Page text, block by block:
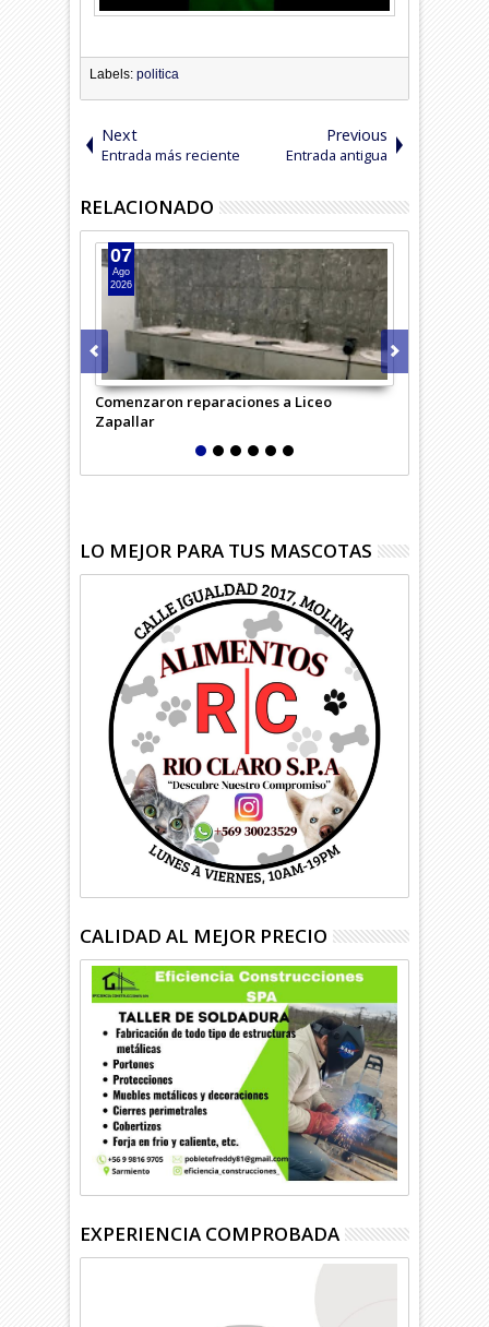
Labels:politica
Next
Entrada más reciente
Previous
Entrada antigua
RELACIONADO
Comenzaron reparaciones a Liceo
Zapallar
07
Ago
2026
LO MEJOR PARA TUS MASCOTAS
CALIDAD AL MEJOR PRECIO
EXPERIENCIA COMPROBADA